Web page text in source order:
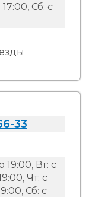
Сб: с
33
19:00, Вт: с
Чт: с
Сб: с